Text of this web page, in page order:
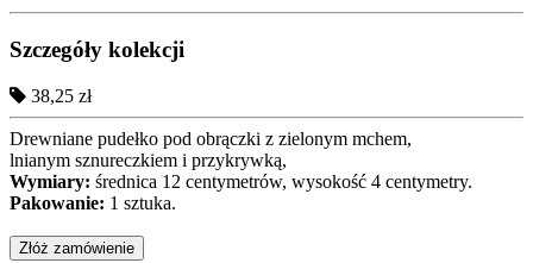
Szczegóły kolekcji
38,25 zł
Drewniane pudełko pod obrączki z zielonym mchem,
lnianym sznureczkiem i przykrywką,
Wymiary: średnica 12 centymetrów, wysokość 4 centymetry.
Pakowanie: 1 sztuka.
Złóż zamówienie